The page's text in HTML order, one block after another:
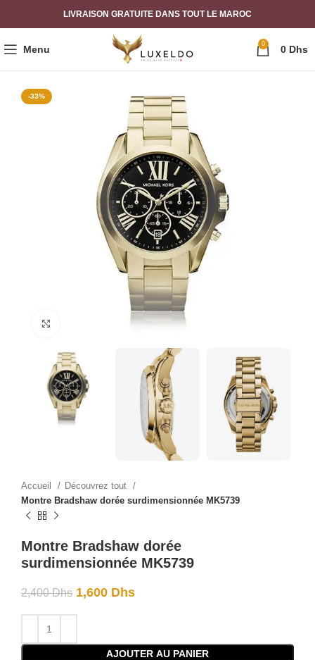
LIVRAISON GRATUITE DANS TOUT LE MAROC
Menu 0 0 Dhs
-33%
Accueil
Découvrez tout
Montre Bradshaw dorée surdimensionnée MK5739
Montre Bradshaw dorée
surdimensionnée MK5739
2,400Dhs 1,600 Dhs
AJOUTER AU PANIER